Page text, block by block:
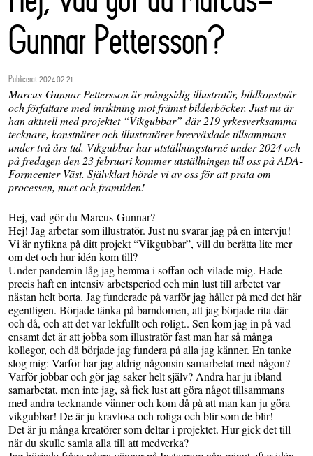
Gunnar Pettersson?
Publicerat 2024.02.21
Marcus-Gunnar Pettersson är mångsidig illustratör, bildkonstnär
och författare med inriktning mot främst bilderböcker. Just nu är
han aktuell med projektet “Vikgubbar” där 219 yrkesverksamma
tecknare, konstnärer och illustratörer brevväxlade tillsammans
under två års tid. Vikgubbar har utställningsturné under 2024 och
på fredagen den 23 februari kommer utställningen till oss på ADA-
Formcenter Väst. Självklart hörde vi av oss för att prata om
processen, nuet och framtiden!
Hej, vad gör du Marcus-Gunnar?
Hej! Jag arbetar som illustratör. Just nu svarar jag på en intervju!
Vi är nyfikna på ditt projekt “Vikgubbar”, vill du berätta lite mer
om det och hur idén kom till?
Under pandemin låg jag hemma i soffan och vilade mig. Hade
precis haft en intensiv arbetsperiod och min lust till arbetet var
nästan helt borta. Jag funderade på varför jag håller på med det här
egentligen. Började tänka på barndomen, att jag började rita där
och då, och att det var lekfullt och roligt.. Sen kom jag in på vad
ensamt det är att jobba som illustratör fast man har så många
kollegor, och då började jag fundera på alla jag känner. En tanke
slog mig: Varför har jag aldrig någonsin samarbetat med någon?
Varför jobbar och gör jag saker helt själv? Andra har ju ibland
samarbetat, men inte jag, så fick lust att göra något tillsammans
med andra tecknande vänner och kom då på att man kan ju göra
vikgubbar! De är ju kravlösa och roliga och blir som de blir!
Det är ju många kreatörer som deltar i projektet. Hur gick det till
när du skulle samla alla till att medverka?